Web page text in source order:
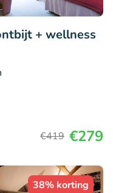
+ wellness
€419 €279
38% korting